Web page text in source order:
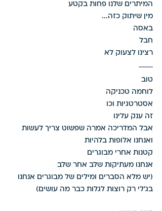
המיתרים שלנו פחות בקטע
מין שיתוק כזה...
באסה
חבל
רצינו לצעוק לא
טוב
לוחמה טכניקה
אסטרטגיות וכו
זה ענק עלינו
אבל המדריכה אמרה שפשוט צריך לעשות
ואנחנו אלופות בלהיות
קטנות אחרי מבוגרים
אנחנו מעתיקות שלב אחר שלב
(יש מלא הסברים ומילים של מבוגרים אנחנו
בג'לי רק רוצות לגלות כבר מה עושים)